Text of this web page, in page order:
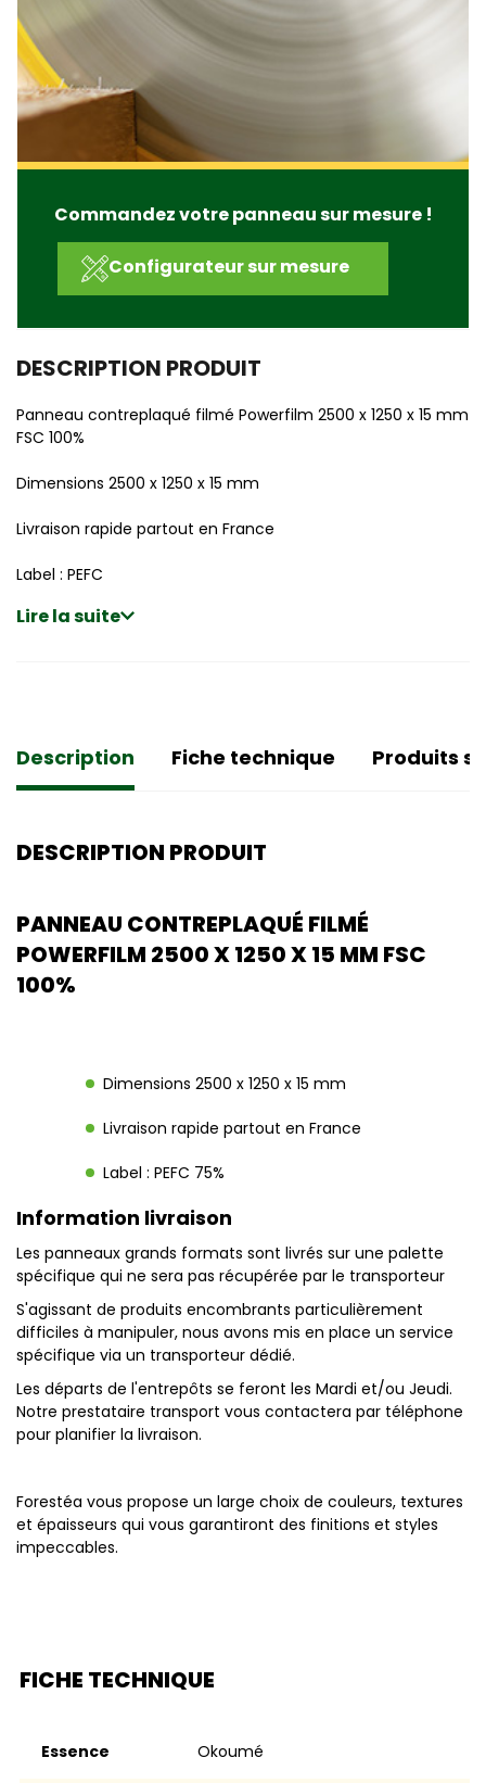
Commandez votre panneau sur mesure !
Configurateur sur mesure
DESCRIPTION PRODUIT
Panneau contreplaqué filmé Powerfilm 2500 x 1250 x 15 mm
FSC 100%
Dimensions 2500 x 1250 x 15 mm
Livraison rapide partout en France
Label : PEFC
Lire la suite
Description Fiche technique Produits
DESCRIPTION PRODUIT
PANNEAU CONTREPLAQUÉ FILMÉ
POWERFILM 2500 X 1250 X 15 MM FSC
100%
Dimensions 2500 x 1250 x 15 mm
Livraison rapide partout en France
Label : PEFC 75%
Information livraison
Les panneaux grands formats sont livrés sur une palette
spécifique qui ne sera pas récupérée par le transporteur
S'agissant de produits encombrants particulièrement
difficiles à manipuler, nous avons mis en place un service
spécifique via un transporteur dédié.
Les départs de l'entrepôts se feront les Mardi et/ou Jeudi.
Notre prestataire transport vous contactera par téléphone
pour planifier la livraison.
Forestéa vous propose un large choix de couleurs, textures
et épaisseurs qui vous garantiront des finitions et styles
impeccables.
FICHE TECHNIQUE
Essence Okoumé